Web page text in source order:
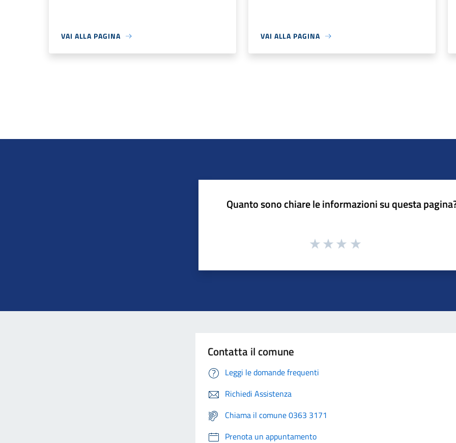
VAI ALLA PAGINA VAI ALLA PAGINA
Quanto sono chiare le informazioni su questa
Contatta il comune
Leggi le domande frequenti
Richiedi Assistenza
Chiama il comune 0363 3171
Prenota un appuntamento